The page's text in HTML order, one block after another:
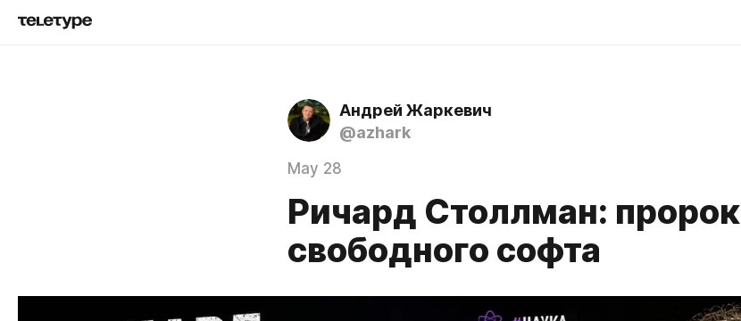
Андрей Жаркевич
@azhark
May 28
Ричард Столлман: пророк
свободного софта